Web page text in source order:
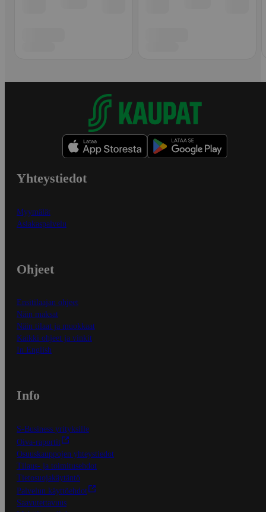
Yhteystiedot
Myymälät
Asiakaspalvelu
Ohjeet
Ensitilaajan ohjeet
Näin maksat
Näin tilaat ja muokkaat
Kaikki ohjeet ja vinkit
In English
Info
S-Business yrityksille
Oiva-raportit
Osuuskauppojen yhteystiedot
Tilaus- ja toimitusehdot
Tietosuojakäytäntö
Palvelun käyttöehdot
Saavutettavuus